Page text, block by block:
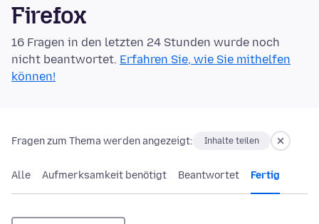
Firefox
16 Fragen in den letzten 24 Stunden wurde noch
nicht beantwortet. Erfahren Sie, wie Sie mithelfen
können!
Fragen zum Thema werden angezeigt: Inhalte teilen
Alle Aufmerksamkeit benötigt Beantwortet Fertig